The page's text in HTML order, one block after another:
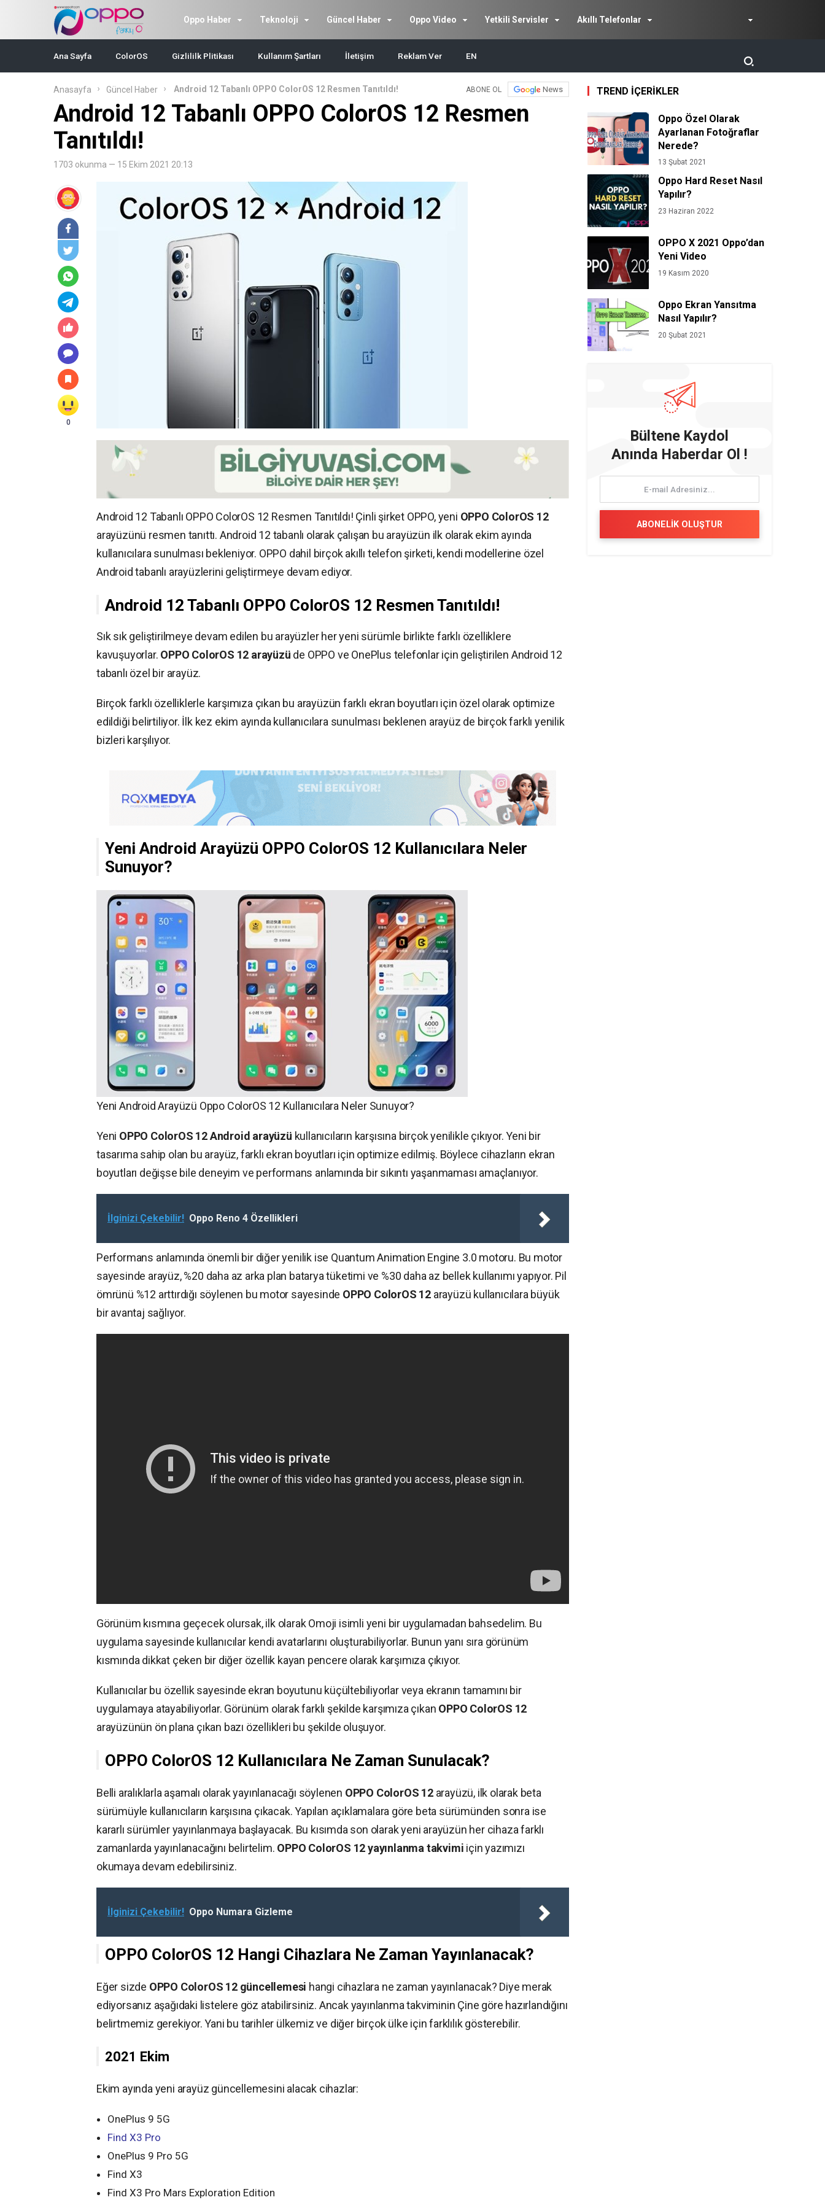
Oppo Haber Teknoloji Güncel Haber Oppo Video Yetkili Servisler Akıllı Telefonlar
Ana Sayfa ColorOS Gizlililk Plitikası Kullanım Şartları İletişim Reklam Ver EN
Anasayfa Güncel Haber Android 12 Tabanlı OPPO ColorOS 12 Resmen Tanıtıldı! ABONE OL News
Android 12 Tabanlı OPPO ColorOS 12 Resmen
Tanıtıldı!
1703 okunma — 15 Ekim 2021 20:13
0
Android 12 Tabanlı OPPO ColorOS 12 Resmen Tanıtıldı! Çinli şirket OPPO, yeni OPPO ColorOS 12
arayüzünü resmen tanıttı. Android 12 tabanlı olarak çalışan bu arayüzün ilk olarak ekim ayında
kullanıcılara sunulması bekleniyor. OPPO dahil birçok akıllı telefon şirketi, kendi modellerine özel
Android tabanlı arayüzlerini geliştirmeye devam ediyor.
Android 12 Tabanlı OPPO ColorOS 12 Resmen Tanıtıldı!
Sık sık geliştirilmeye devam edilen bu arayüzler her yeni sürümle birlikte farklı özelliklere
kavuşuyorlar. OPPO ColorOS 12 arayüzü de OPPO ve OnePlus telefonlar için geliştirilen Android 12
tabanlı özel bir arayüz.
Birçok farklı özelliklerle karşımıza çıkan bu arayüzün farklı ekran boyutları için özel olarak optimize
edildiği belirtiliyor. İlk kez ekim ayında kullanıcılara sunulması beklenen arayüz de birçok farklı yenilik
bizleri karşılıyor.
Yeni Android Arayüzü OPPO ColorOS 12 Kullanıcılara Neler
Sunuyor?
Yeni Android Arayüzü Oppo ColorOS 12 Kullanıcılara Neler Sunuyor?
Yeni OPPO ColorOS 12 Android arayüzü kullanıcıların karşısına birçok yenilikle çıkıyor. Yeni bir
tasarıma sahip olan bu arayüz, farklı ekran boyutları için optimize edilmiş. Böylece cihazların ekran
boyutları değişse bile deneyim ve performans anlamında bir sıkıntı yaşanmaması amaçlanıyor.
İlginizi Çekebilir! Oppo Reno 4 Özellikleri
Performans anlamında önemli bir diğer yenilik ise Quantum Animation Engine 3.0 motoru. Bu motor
sayesinde arayüz, %20 daha az arka plan batarya tüketimi ve %30 daha az bellek kullanımı yapıyor. Pil
ömrünü %12 arttırdığı söylenen bu motor sayesinde OPPO ColorOS 12 arayüzü kullanıcılara büyük
bir avantaj sağlıyor.
Görünüm kısmına geçecek olursak, ilk olarak Omoji isimli yeni bir uygulamadan bahsedelim. Bu
uygulama sayesinde kullanıcılar kendi avatarlarını oluşturabiliyorlar. Bunun yanı sıra görünüm
kısmında dikkat çeken bir diğer özellik kayan pencere olarak karşımıza çıkıyor.
Kullanıcılar bu özellik sayesinde ekran boyutunu küçültebiliyorlar veya ekranın tamamını bir
uygulamaya atayabiliyorlar. Görünüm olarak farklı şekilde karşımıza çıkan OPPO ColorOS 12
arayüzünün ön plana çıkan bazı özellikleri bu şekilde oluşuyor.
OPPO ColorOS 12 Kullanıcılara Ne Zaman Sunulacak?
Belli aralıklarla aşamalı olarak yayınlanacağı söylenen OPPO ColorOS 12arayüzü, ilk olarak beta
sürümüyle kullanıcıların karşısına çıkacak. Yapılan açıklamalara göre beta sürümünden sonra ise
kararlı sürümler yayınlanmaya başlayacak. Bu kısımda son olarak yeni arayüzün her cihaza farklı
zamanlarda yayınlanacağını belirtelim. OPPO ColorOS 12 yayınlanma takvimi için yazımızı
okumaya devam edebilirsiniz.
İlginizi Çekebilir! Oppo Numara Gizleme
OPPO ColorOS 12 Hangi Cihazlara Ne Zaman Yayınlanacak?
Eğer sizde OPPO ColorOS 12 güncellemesi hangi cihazlara ne zaman yayınlanacak? Diye merak
ediyorsanız aşağıdaki listelere göz atabilirsiniz. Ancak yayınlanma takviminin Çine göre hazırlandığını
belirtmemiz gerekiyor. Yani bu tarihler ülkemiz ve diğer birçok ülke için farklılık gösterebilir.
2021 Ekim
Ekim ayında yeni arayüz güncellemesini alacak cihazlar:
OnePlus 9 5G
Find X3 Pro
OnePlus 9 Pro 5G
Find X3
Find X3 Pro Mars Exploration Edition
TREND İÇERİKLER
Oppo Özel Olarak
Ayarlanan Fotoğraflar
Nerede?
13 Şubat 2021
Oppo Hard Reset Nasıl
Yapılır?
23 Haziran 2022
OPPO X 2021 Oppo’dan
Yeni Video
19 Kasım 2020
Oppo Ekran Yansıtma
Nasıl Yapılır?
20 Şubat 2021
Bültene Kaydol
Anında Haberdar Ol !
ABONELİK OLUŞTUR